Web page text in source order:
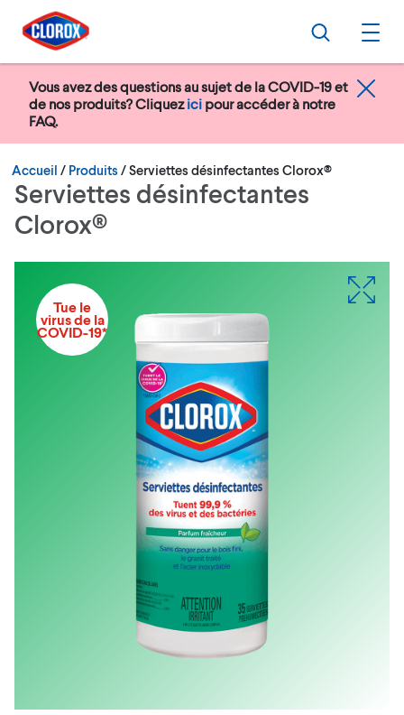
Passer au menu principal
Passer au contenu principal
Passer au pied de page
Recherche
Vous avez des questions au sujet de la COVID-19 et
de nos produits? Cliquezici pour accéder à notre
FAQ.
Accueil / Produits Courant:
Serviettes désinfectantes Clorox®
Serviettes désinfectantes
Clorox®
Tue le
virus de la
COVID-19*